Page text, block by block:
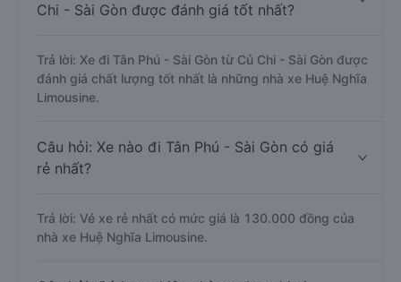
Chi - Sài Gòn được đánh giá tốt nhất?
Trả lời: Xe đi Tân Phú - Sài Gòn từ Củ Chi - Sài Gòn được
đánh giá chất lượng tốt nhất là những nhà xe Huệ Nghĩa
Limousine.
Câu hỏi: Xe nào đi Tân Phú - Sài Gòn có giá
rẻ nhất?
Trả lời: Vé xe rẻ nhất có mức giá là 130.000 đồng của
nhà xe Huệ Nghĩa Limousine.